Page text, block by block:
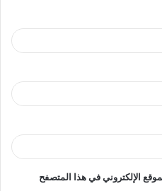
الإلكتروني في هذا المتصفح